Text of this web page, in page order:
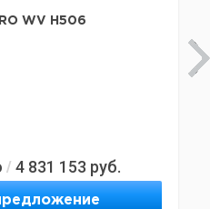
WV H506
/ 4 831 153 руб.